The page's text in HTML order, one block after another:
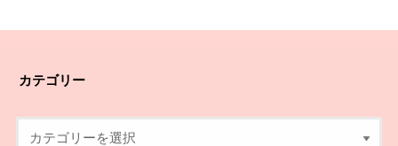
カテゴリー